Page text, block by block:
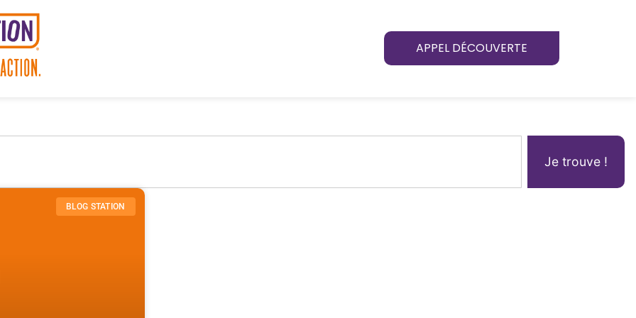
APPEL DÉCOUVERTE
Je trouve !
BLOG STATION